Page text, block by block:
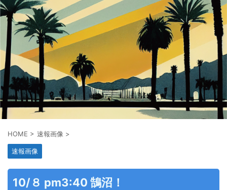
HOME > 速報画像 >
速報画像
10/８ pm3:40 鵠沼！